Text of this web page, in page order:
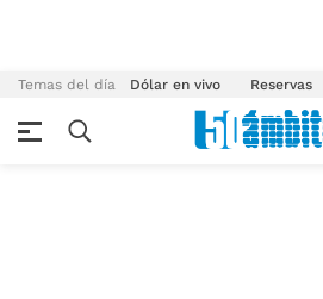
Temas del día Dólar en vivo Reservas